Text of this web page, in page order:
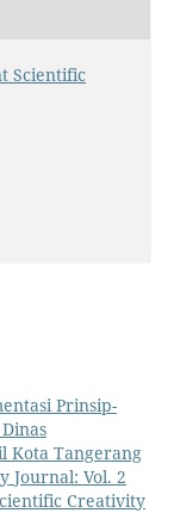
Scientific
Prinsip-
Kota Tangerang
Journal: Vol. 2
Creativity